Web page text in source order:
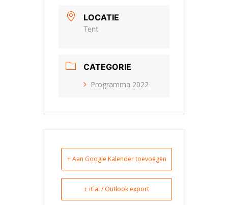
LOCATIE
Tent
CATEGORIE
Programma 2022
+ Aan Google Kalender toevoegen
+ iCal / Outlook export